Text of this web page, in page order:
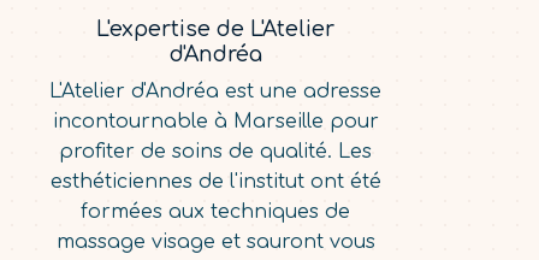
L'expertise de L'Atelier
d'Andréa
L'Atelier d'Andréa est une adresse
incontournable à Marseille pour
profiter de soins de qualité. Les
esthéticiennes de l'institut ont été
formées aux techniques de
massage visage et sauront vous